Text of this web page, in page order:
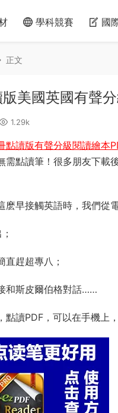
學科競賽 國
正文
美國英國有聲
1.29k
點讀版有聲分級閱讀繪本
需點讀筆！很多朋友下
早接觸英語時，我們從
趕超專八；
和斯皮爾伯格對話……
讀PDF，可以在手機上